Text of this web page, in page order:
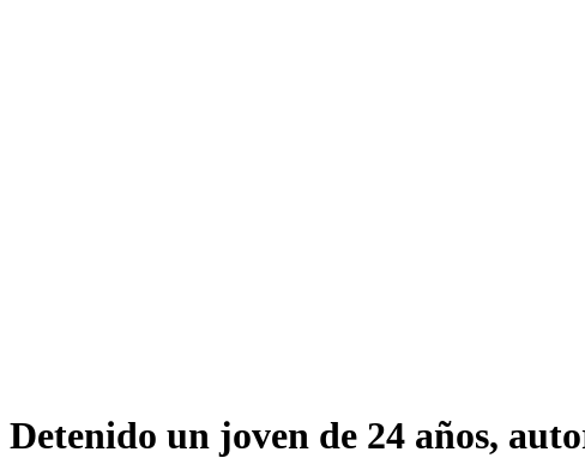
Detenido un joven de 24 años,